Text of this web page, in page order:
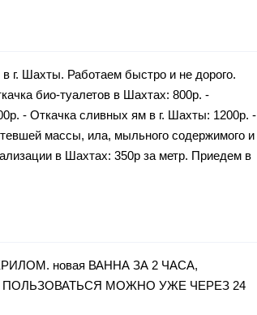
г. Шахты. Работаем быстро и не дорого.
био-туалетов в Шахтах: 800р. -
- Откачка сливных ям в г. Шахты: 1200р. -
массы, ила, мыльного содержимого и
в Шахтах: 350р за метр. Приедем в
новая ВАННА ЗА 2 ЧАСА,
МОЖНО УЖЕ ЧЕРЕЗ 24